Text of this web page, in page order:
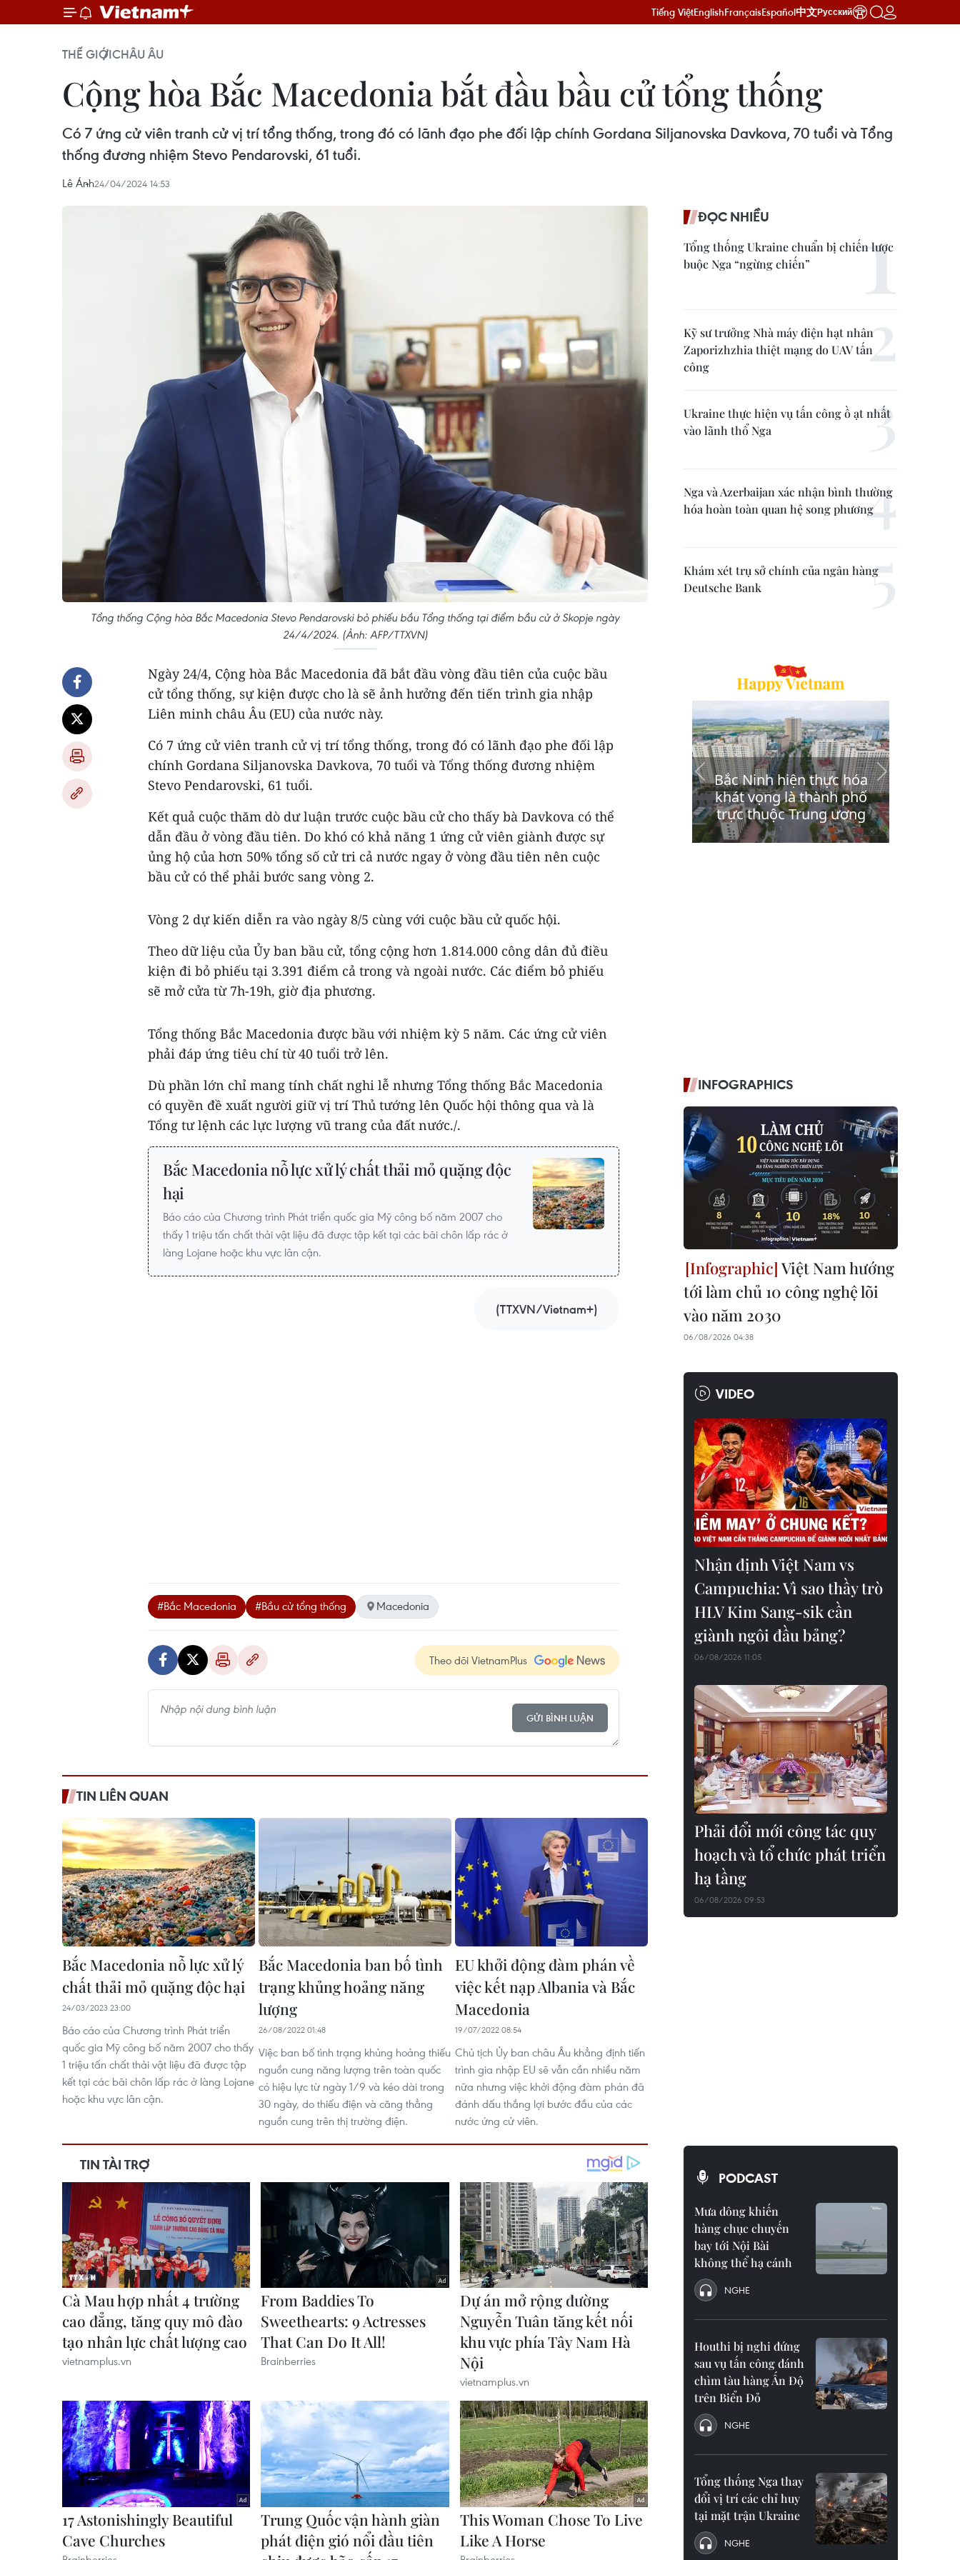
Tiếng ViệtEnglishFrançaisEspañol中文Русский
THẾ GIỚICHÂU ÂU
Cộng hòa Bắc Macedonia bắt đầu bầu cử tổng thống
Có 7 ứng cử viên tranh cử vị trí tổng thống, trong đó có lãnh đạo phe đối lập chính Gordana Siljanovska Davkova, 70 tuổi và Tổng
thống đương nhiệm Stevo Pendarovski, 61 tuổi.
Lê Ánh24/04/2024 14:53
Tổng thống Cộng hòa Bắc Macedonia Stevo Pendarovski bỏ phiếu bầu Tổng thống tại điểm bầu cử ở Skopje ngày
24/4/2024. (Ảnh: AFP/TTXVN)
Ngày 24/4, Cộng hòa Bắc Macedonia đã bắt đầu vòng đầu tiên của cuộc bầu
cử tổng thống, sự kiện được cho là sẽ ảnh hưởng đến tiến trình gia nhập
Liên minh châu Âu (EU) của nước này.
Có 7 ứng cử viên tranh cử vị trí tổng thống, trong đó có lãnh đạo phe đối lập
chính Gordana Siljanovska Davkova, 70 tuổi và Tổng thống đương nhiệm
Stevo Pendarovski, 61 tuổi.
Kết quả cuộc thăm dò dư luận trước cuộc bầu cử cho thấy bà Davkova có thể
dẫn đầu ở vòng đầu tiên. Do khó có khả năng 1 ứng cử viên giành được sự
ủng hộ của hơn 50% tổng số cử tri cả nước ngay ở vòng đầu tiên nên cuộc
bầu cử có thể phải bước sang vòng 2.
Vòng 2 dự kiến diễn ra vào ngày 8/5 cùng với cuộc bầu cử quốc hội.
Theo dữ liệu của Ủy ban bầu cử, tổng cộng hơn 1.814.000 công dân đủ điều
kiện đi bỏ phiếu tại 3.391 điểm cả trong và ngoài nước. Các điểm bỏ phiếu
sẽ mở cửa từ 7h-19h, giờ địa phương.
Tổng thống Bắc Macedonia được bầu với nhiệm kỳ 5 năm. Các ứng cử viên
phải đáp ứng tiêu chí từ 40 tuổi trở lên.
Dù phần lớn chỉ mang tính chất nghi lễ nhưng Tổng thống Bắc Macedonia
có quyền đề xuất người giữ vị trí Thủ tướng lên Quốc hội thông qua và là
Tổng tư lệnh các lực lượng vũ trang của đất nước./.
Bắc Macedonia nỗ lực xử lý chất thải mỏ quặng độc
hại
Báo cáo của Chương trình Phát triển quốc gia Mỹ công bố năm 2007 cho
thấy 1 triệu tấn chất thải vật liệu đã được tập kết tại các bãi chôn lấp rác ở
làng Lojane hoặc khu vực lân cận.
(TTXVN/Vietnam+)
#Bắc Macedonia #Bầu cử tổng thống Macedonia
Theo dõi VietnamPlus
GỬI BÌNH LUẬN
TIN LIÊN QUAN
Bắc Macedonia nỗ lực xử lý
chất thải mỏ quặng độc hại
24/03/2023 23:00
Báo cáo của Chương trình Phát triển
quốc gia Mỹ công bố năm 2007 cho thấy
1 triệu tấn chất thải vật liệu đã được tập
kết tại các bãi chôn lấp rác ở làng Lojane
hoặc khu vực lân cận.
Bắc Macedonia ban bố tình
trạng khủng hoảng năng
lượng
26/08/2022 01:48
Việc ban bố tình trạng khủng hoảng thiếu
nguồn cung năng lượng trên toàn quốc
có hiệu lực từ ngày 1/9 và kéo dài trong
30 ngày, do thiếu điện và căng thẳng
nguồn cung trên thị trường điện.
EU khởi động đàm phán về
việc kết nạp Albania và Bắc
Macedonia
19/07/2022 08:54
Chủ tịch Ủy ban châu Âu khẳng định tiến
trình gia nhập EU sẽ vẫn cần nhiều năm
nữa nhưng việc khởi động đàm phán đã
đánh dấu thắng lợi bước đầu của các
nước ứng cử viên.
ĐỌC NHIỀU
Tổng thống Ukraine chuẩn bị chiến lược
buộc Nga “ngừng chiến”
Kỹ sư trưởng Nhà máy điện hạt nhân
Zaporizhzhia thiệt mạng do UAV tấn
công
Ukraine thực hiện vụ tấn công ồ ạt nhất
vào lãnh thổ Nga
Nga và Azerbaijan xác nhận bình thường
hóa hoàn toàn quan hệ song phương
Khám xét trụ sở chính của ngân hàng
Deutsche Bank
INFOGRAPHICS
Việt Nam hướng
tới làm chủ 10 công nghệ lõi
vào năm 2030
06/08/2026 04:38
VIDEO
Nhận định Việt Nam vs
Campuchia: Vì sao thầy trò
HLV Kim Sang-sik cần
giành ngôi đầu bảng?
06/08/2026 11:05
Phải đổi mới công tác quy
hoạch và tổ chức phát triển
hạ tầng
06/08/2026 09:53
PODCAST
Mưa dông khiến
hàng chục chuyến
bay tới Nội Bài
không thể hạ cánh
NGHE
Houthi bị nghi đứng
sau vụ tấn công đánh
chìm tàu hàng Ấn Độ
trên Biển Đỏ
NGHE
Tổng thống Nga thay
đổi vị trí các chỉ huy
tại mặt trận Ukraine
NGHE